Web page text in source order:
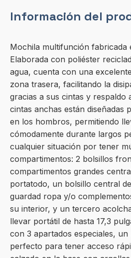
Información del
Mochila multifunción fabricada
Elaborada con poliéster
agua, cuenta con una
zona trasera, facilitando la
gracias a sus cintas y respaldo
cintas anchas están diseñadas
en los hombros, permitiendo
cómodamente durante largos
cualquier situación por tener
compartimentos: 2 bolsillos
compartimentos grandes
portatodo, un bolsillo central
guardad ropa y/o
su interior, y un tercero
llevar portátil de hasta 17,3
con 3 apartados especiales,
perfecto para tener acceso